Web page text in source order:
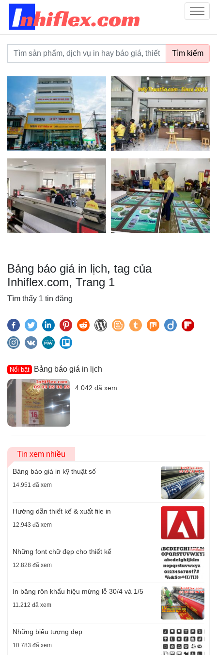
inhiflex.com
Menu
Từ khoá tìm kiếm Tìm kiếm
Bảng báo giá in lịch, tag của
Inhiflex.com, Trang 1
Tìm thấy 1 tin đăng
Nổi bật Bảng báo giá in lịch
4.042 đã xem
Tin xem nhiều
Bảng báo giá in kỹ thuật số
14.951 đã xem
Hướng dẫn thiết kế & xuất file in
12.943 đã xem
Những font chữ đẹp cho thiết kế
12.828 đã xem
In băng rôn khẩu hiệu mừng lễ 30/4 và 1/5
11.212 đã xem
Những biểu tượng đẹp
10.783 đã xem